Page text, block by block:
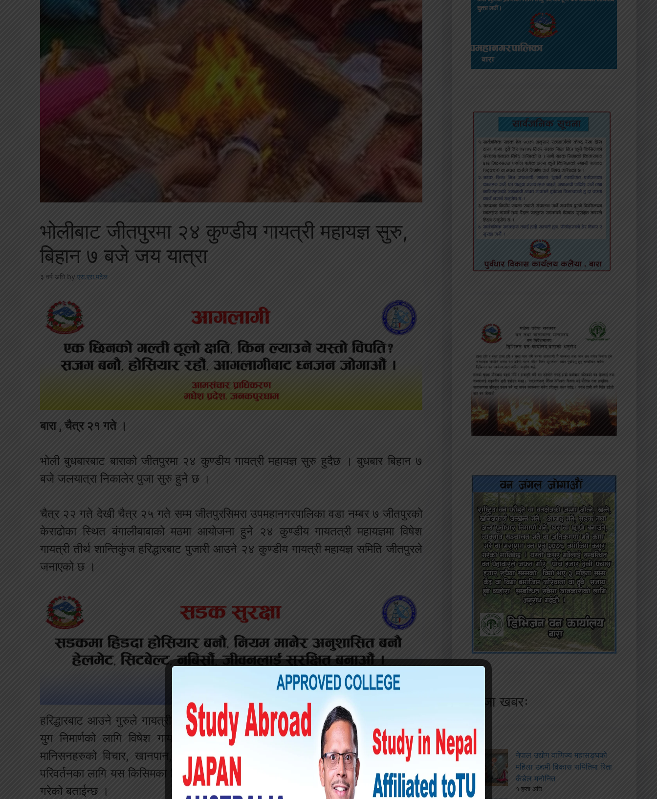
भोलीबाट जीतपुरमा २४ कुण्डीय गायत्री महायज्ञ सुरु,
बिहान ७ बजे जय यात्रा
३ वर्ष अघि by एस.एस.पटेल
बारा , चैत्र २१ गते ।
भोली बुधबारबाट बाराको जीतपुरमा २४ कुण्डीय गायत्री महायज्ञ सुरु हुदैछ । बुधबार बिहान ७
बजे जलयात्रा निकालेर पुजा सुरु हुने छ ।
चैत्र २२ गते देखी चैत्र २५ गते सम्म जीतपुरसिमरा उपमहानगरपालिका वडा नम्बर ७ जीतपुरको
केराढोका स्थित बंगालीबाबाको मठमा आयोजना हुने २४ कुण्डीय गायतत्री महायज्ञमा विषेश
गायत्री तीर्थ शान्तिकुंज हरिद्धारबाट पुजारी आउने २४ कुण्डीय गायत्री महायज्ञ समिति जीतपुरले
जनाएको छ ।
हरिद्धारबाट आउने गुरुले गायत्री महायद्दमा पुजाअर्चना सहित प्रवचन र हवन गराउनु हुने छ ।
युग निमार्णको लागि विषेश गायत्रीमहायज्ञ अयोजना गराइएने गरिन्छ । युग निमार्ण सहति
मानिसनहरुको विचार, खानपान, व्यहार कस्तो हुने पर्ने मनुस्यमा भएको नकरात्मक सोचलाई
परिवर्तनका लागि यस किसिमका विषेश २४ कुण्डीय गायत्री महायज्ञ जस्ता यज्ञहरु आयोजना हुने
गरेको बताईन्छ ।
ताजा खबरः
नेपाल उद्योग वाणिज्य महासङ्घको
महिला उद्यमी विकास समितिमा रिता
कँडेल मनोनित
१ हप्ता अघि